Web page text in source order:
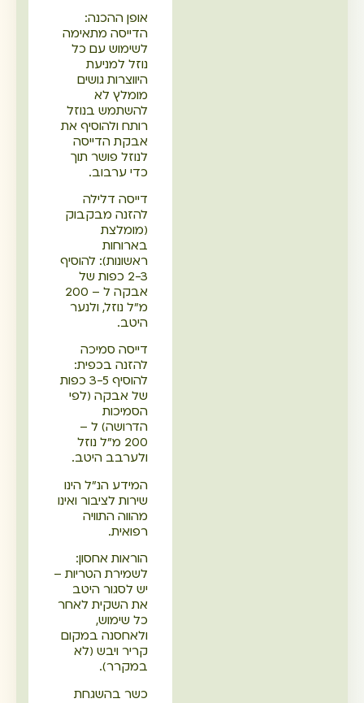
אופן ההכנה:
הדייסה מתאימה
לשימוש עם כל
נוזל למניעת
היווצרות גושים
מומלץ לא
להשתמש בנוזל
רותח ולהוסיף את
אבקת הדייסה
לנוזל פושר תוך
כדי ערבוב.
דייסה דלילה
להזנה מבקבוק
(מומלצת
בארוחות
ראשונות): להוסיף
2-3 כפות של
אבקה ל – 200
מ"ל נוזל, ולנער
היטב.
דייסה סמיכה
להזנה בכפית:
להוסיף 3-5 כפות
של אבקה (לפי
הסמיכות
הדרושה) ל –
200 מ"ל נוזל
ולערבב היטב.
המידע הנ"ל הינו
שירות לציבור ואינו
מהווה התוויה
רפואית.
הוראות אחסון:
לשמירת הטריות –
יש לסגור היטב
את השקית לאחר
כל שימוש,
ולאחסנה במקום
קריר ויבש (לא
במקרר).
כשר בהשגחת